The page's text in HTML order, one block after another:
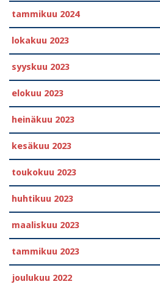
tammikuu 2024
lokakuu 2023
syyskuu 2023
elokuu 2023
heinäkuu 2023
kesäkuu 2023
toukokuu 2023
huhtikuu 2023
maaliskuu 2023
tammikuu 2023
joulukuu 2022